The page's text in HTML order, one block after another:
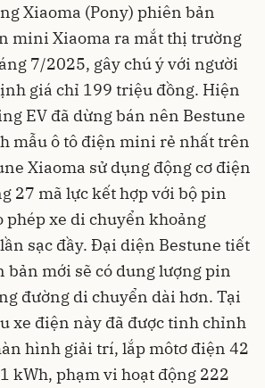
Xiaoma (Pony) phiên bản
mini Xiaoma ra mắt thị trường
7/2025, gây chú ý với người
giá chỉ 199 triệu đồng. Hiện
EV đã dừng bán nên Bestune
mẫu ô tô điện mini rẻ nhất trên
Xiaoma sử dụng động cơ điện
27 mã lực kết hợp với bộ pin
phép xe di chuyển khoảng
sạc đầy. Đại diện Bestune tiết
bản mới sẽ có dung lượng pin
đường di chuyển dài hơn. Tại
xe điện này đã được tinh chỉnh
hình giải trí, lắp môtơ điện 42
kWh, phạm vi hoạt động 222